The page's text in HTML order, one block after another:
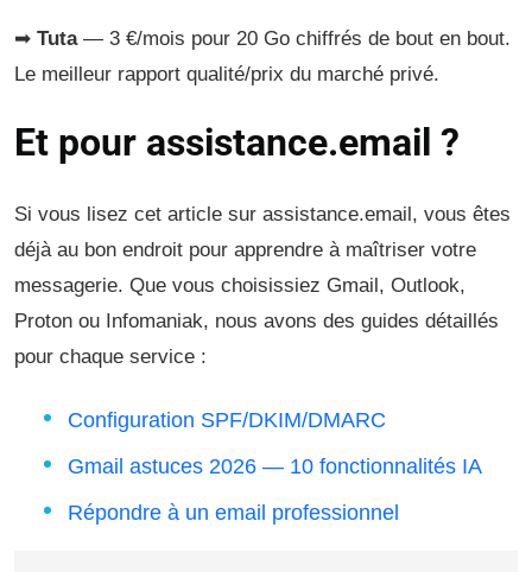
➡ Tuta— 3 €/mois pour 20 Go chiffrés de bout en bout.
Le meilleur rapport qualité/prix du marché privé.
Et pour assistance.email ?
Si vous lisez cet article sur assistance.email, vous êtes
déjà au bon endroit pour apprendre à maîtriser votre
messagerie. Que vous choisissiez Gmail, Outlook,
Proton ou Infomaniak, nous avons des guides détaillés
pour chaque service :
Configuration SPF/DKIM/DMARC
Gmail astuces 2026 — 10 fonctionnalités IA
Répondre à un email professionnel